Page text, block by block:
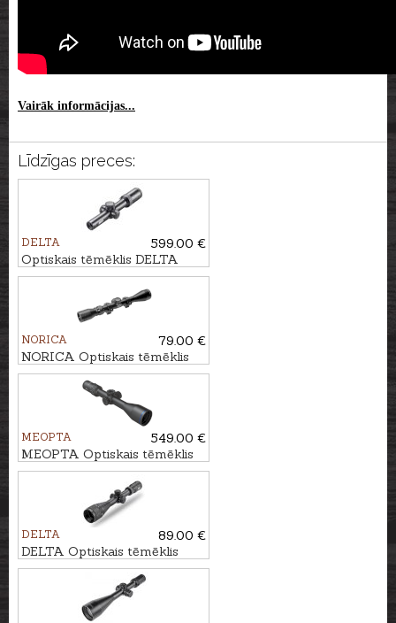
Vairāk informācijas...
Līdzīgas preces:
DELTA
599.00 €
Optiskais tēmēklis DELTA
Titanium HD 1-6x24 4A S
NORICA
79.00 €
NORICA Optiskais tēmēklis
3-9x40 4 Plex ar
stiprinājumiem
MEOPTA
549.00 €
MEOPTA Optiskais tēmēklis
MeoHunter R5 3-15x50 SFP
DELTA
89.00 €
DELTA Optiskais tēmēklis
Entry 3-9x40 AO IR